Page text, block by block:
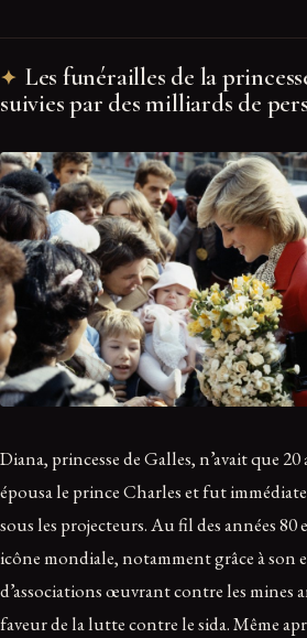
Les funérailles de la
suivies par des milliards de
Diana, princesse de Galles, n’avait que 20
épousa le prince Charles et fut
sous les projecteurs. Au fil des années 80
icône mondiale, notamment grâce à son
d’associations œuvrant contre les mines
faveur de la lutte contre le sida. Même